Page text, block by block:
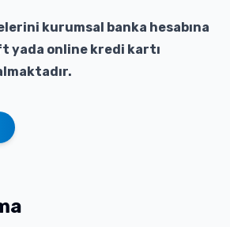
kurumsal banka hesabına
yada online kredi kartı